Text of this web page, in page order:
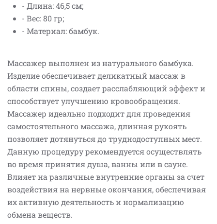
- Длина: 46,5 см;
- Вес: 80 гр;
- Материал: бамбук.
Массажер выполнен из натурального бамбука.
Изделие обеспечивает деликатный массаж в
области спины, создает расслабляющий эффект и
способствует улучшению кровообращения.
Массажер идеально подходит для проведения
самостоятельного массажа, длинная рукоять
позволяет дотянуться до труднодоступных мест.
Данную процедуру рекомендуется осуществлять
во время принятия душа, ванны или в сауне.
Влияет на различные внутренние органы за счет
воздействия на нервные окончания, обеспечивая
их активную деятельность и нормализацию
обмена веществ.